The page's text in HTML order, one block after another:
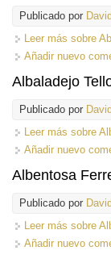
Publicado por
Leer más sobre
Añadir nuevo
Albaladejo
Publicado por
Leer más sobre
Añadir nuevo
Albentosa
Publicado por
Leer más sobre
Añadir nuevo